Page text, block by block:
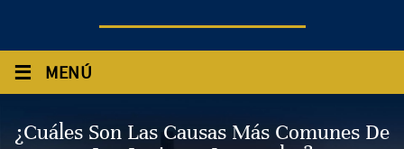
≡ MENÚ
¿Cuáles Son Las Causas Más Comunes De